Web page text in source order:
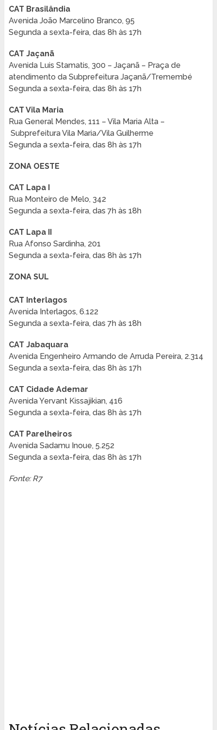
CAT Brasilândia
Avenida João Marcelino Branco, 95
Segunda a sexta-feira, das 8h às 17h
CAT Jaçanã
Avenida Luis Stamatis, 300 – Jaçanã – Praça de
atendimento da Subprefeitura Jaçanã/Tremembé
Segunda a sexta-feira, das 8h às 17h
CAT Vila Maria
Rua General Mendes, 111 – Vila Maria Alta –
Subprefeitura Vila Maria/Vila Guilherme
Segunda a sexta-feira, das 8h às 17h
ZONA OESTE
CAT Lapa I
Rua Monteiro de Melo, 342
Segunda a sexta-feira, das 7h às 18h
CAT Lapa II
Rua Afonso Sardinha, 201
Segunda a sexta-feira, das 8h às 17h
ZONA SUL
CAT Interlagos
Avenida Interlagos, 6.122
Segunda a sexta-feira, das 7h às 18h
CAT Jabaquara
Avenida Engenheiro Armando de Arruda Pereira, 2.314
Segunda a sexta-feira, das 8h às 17h
CAT Cidade Ademar
Avenida Yervant Kissajikian, 416
Segunda a sexta-feira, das 8h às 17h
CAT Parelheiros
Avenida Sadamu Inoue, 5.252
Segunda a sexta-feira, das 8h às 17h
Fonte: R7